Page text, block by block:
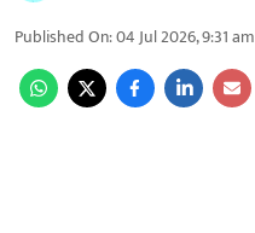
Published On:04 Jul 2026, 9:31 am